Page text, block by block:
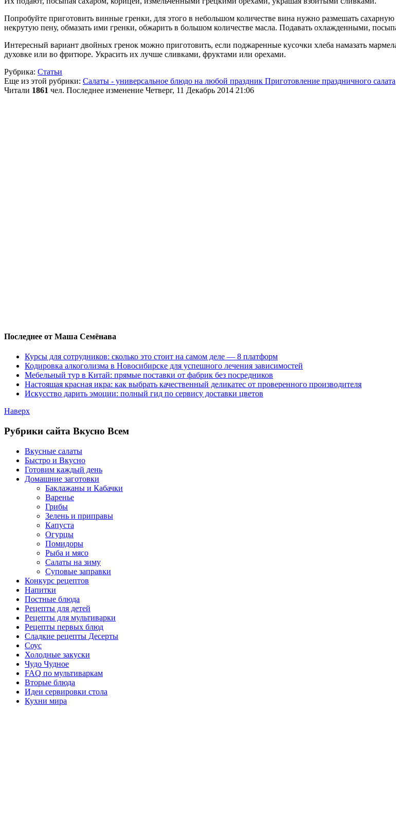
Попробуйте приготовить винные гренки, для этого в небольшом количестве вина нужно размешать
некрутую пену, обмазать ими гренки, обжарить в большом количестве масла. Подавать охлажденными,
Интересный вариант двойных гренок можно приготовить, если поджаренные кусочки хлеба намазать
духовке или во фритюре. Украсить их лучше сливками, фруктами или орехами.
Рубрика: Статьи
Еще из этой рубрики: Салаты - универсальное блюдо на любой праздник Приготовление праздничного салата
Читали 1861 чел. Последнее изменение Четверг, 11 Декабрь 2014 21:06
Последнее от Маша Семёнава
Курсы для сотрудников: сколько это стоит на самом деле — 8 платформ
Кодировка алкоголизма в Новосибирске для успешного лечения зависимостей
Мебельный тур в Китай: прямые поставки от фабрик без посредников
Настоящая красная икра: как выбрать качественный деликатес от проверенного производителя
Искусство дарить эмоции: полный гид по сервису доставки цветов
Наверх
Рубрики сайта Вкусно Всем
Вкусные салаты
Быстро и Вкусно
Готовим каждый день
Домашние заготовки
Баклажаны и Кабачки
Варенье
Грибы
Зелень и приправы
Капуста
Огурцы
Помидоры
Рыба и мясо
Салаты на зиму
Суповые заправки
Конкурс рецептов
Напитки
Постные блюда
Рецепты для детей
Рецепты для мультиварки
Рецепты первых блюд
Сладкие рецепты Десерты
Соус
Холодные закуски
Чудо Чудное
FAQ по мультиваркам
Вторые блюда
Идеи сервировки стола
Кухни мира